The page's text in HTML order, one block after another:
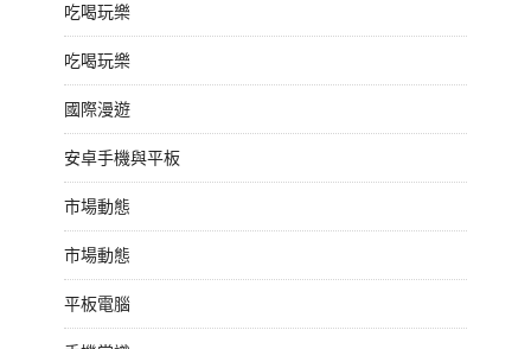
吃喝玩樂
吃喝玩樂
國際漫遊
安卓手機與平板
市場動態
市場動態
平板電腦